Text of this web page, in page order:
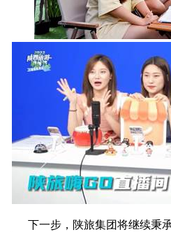
下一步，陕旅集团将继续秉承